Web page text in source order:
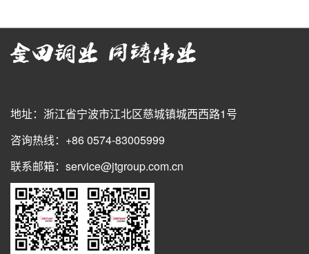
地址：浙江省宁波市江北区慈城镇城西西路1号
咨询热线：+86 0574-83005999
联系邮箱：service@jtgroup.com.cn